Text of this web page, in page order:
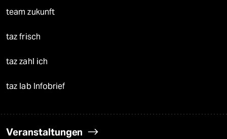
team zukunft
taz frisch
taz zahl ich
taz lab Infobrief
Veranstaltungen